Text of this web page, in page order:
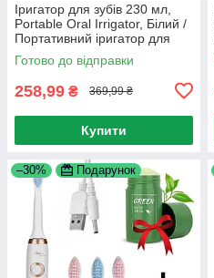
Іригатор для зубів 230 мл,
Portable Oral Irrigator, Білий /
Портативний іригатор для
порожнини рота /
Бездротовий іригатор
Готово до відправки
258,99 ₴ 369,99 ₴
Купити
–30% Подарунок